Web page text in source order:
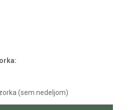
(sem nedeljom)